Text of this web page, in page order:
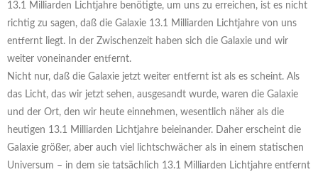
13.1 Milliarden Lichtjahre benötigte, um uns zu erreichen, ist es nicht
richtig zu sagen, daß die Galaxie 13.1 Milliarden Lichtjahre von uns
entfernt liegt. In der Zwischenzeit haben sich die Galaxie und wir
weiter voneinander entfernt.
Nicht nur, daß die Galaxie jetzt weiter entfernt ist als es scheint. Als
das Licht, das wir jetzt sehen, ausgesandt wurde, waren die Galaxie
und der Ort, den wir heute einnehmen, wesentlich näher als die
heutigen 13.1 Milliarden Lichtjahre beieinander. Daher erscheint die
Galaxie größer, aber auch viel lichtschwächer als in einem statischen
Universum – in dem sie tatsächlich 13.1 Milliarden Lichtjahre entfernt